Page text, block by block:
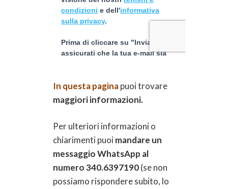
In questa paginapuoi trovare
maggiori informazioni.
Per ulteriori informazioni o
chiarimenti puoimandare un
messaggio WhatsApp al
numero 340.6397190(se non
possiamo rispondere subito, lo